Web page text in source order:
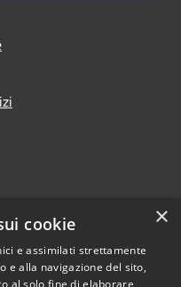
Copyright © 2026 • Comune di
×
cookie
e assimilati strettamente
e alla navigazione del sito,
al solo fine di elaborare